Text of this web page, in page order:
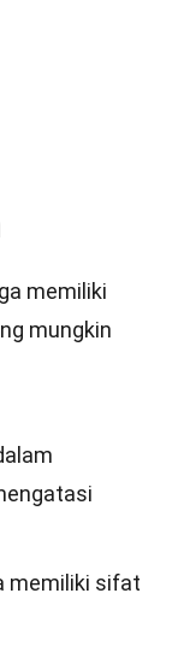
memiliki
mungkin
memiliki sifat